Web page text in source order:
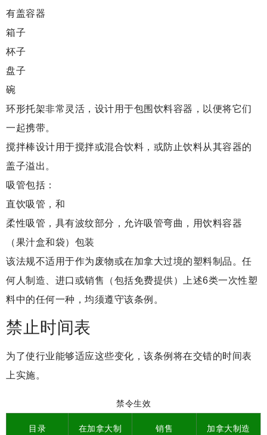
有盖容器
箱子
杯子
盘子
碗
环形托架非常灵活，设计用于包围饮料容器，以便将它们
一起携带。
搅拌棒设计用于搅拌或混合饮料，或防止饮料从其容器的
盖子溢出。
吸管包括：
直饮吸管，和
柔性吸管，具有波纹部分，允许吸管弯曲，用饮料容器
（果汁盒和袋）包装
该法规不适用于作为废物或在加拿大过境的塑料制品。任
何人制造、进口或销售（包括免费提供）上述6类一次性塑
料中的任何一种，均须遵守该条例。
禁止时间表
为了使行业能够适应这些变化，该条例将在交错的时间表
上实施。
禁令生效
目录
在加拿大制
销售
加拿大制造